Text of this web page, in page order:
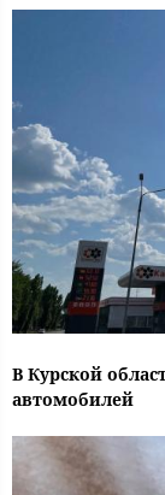
В Курской
автомобилей